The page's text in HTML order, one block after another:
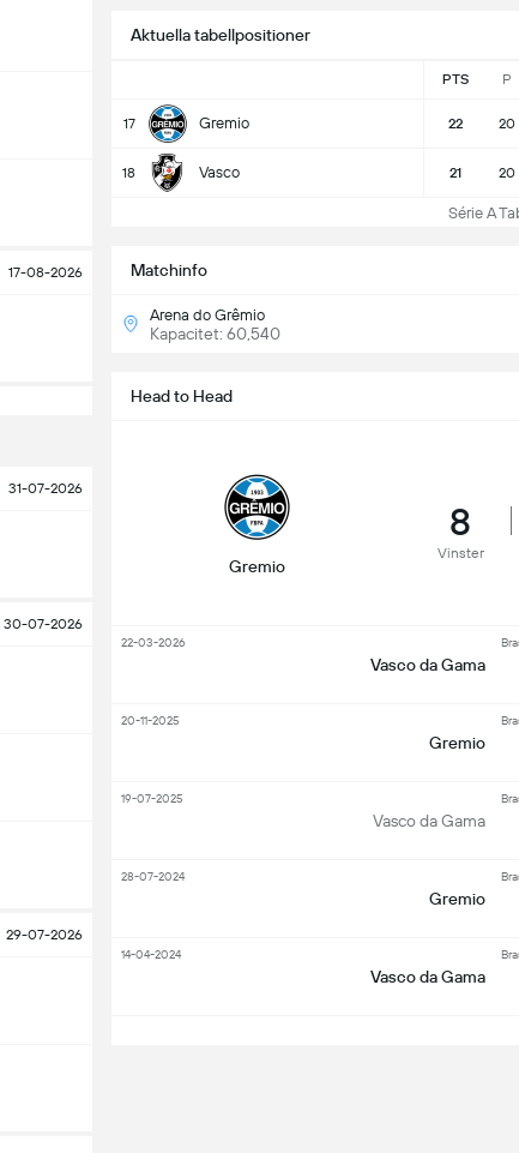
17-08-2026
31-07-2026
30-07-2026
29-07-2026
Aktuella tabellpositioner
PTS P
17 Gremio 22 20
18 Vasco 21 20
Série A
Matchinfo
Arena do Grêmio
Kapacitet: 60,540
Head to Head
Gremio
8
Vinster
Vasco da Gama
22-03-2026
Gremio
20-11-2025
Vasco da Gama
19-07-2025
Gremio
28-07-2024
Vasco da Gama
14-04-2024